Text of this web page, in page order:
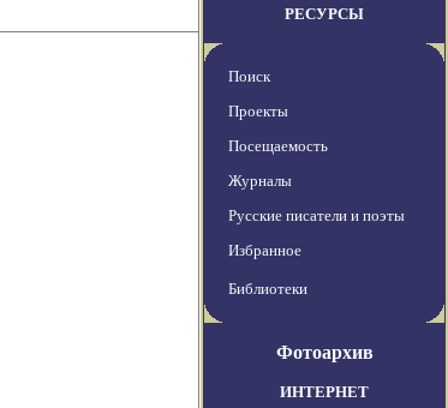
РЕСУРСЫ
Поиск
Проекты
Посещаемость
Журналы
Русские писатели и поэты
Избранное
Библиотеки
Фотоархив
ИНТЕРНЕТ